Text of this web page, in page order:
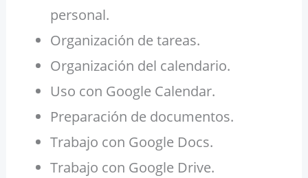
personal.
Organización de tareas.
Organización del calendario.
Uso con Google Calendar.
Preparación de documentos.
Trabajo con Google Docs.
Trabajo con Google Drive.